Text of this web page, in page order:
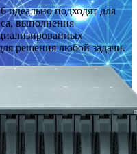
идеально подходят для
выполнения
решения любой задачи.